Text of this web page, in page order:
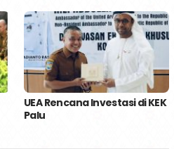
UEA Rencana Investasi di KEK
Palu